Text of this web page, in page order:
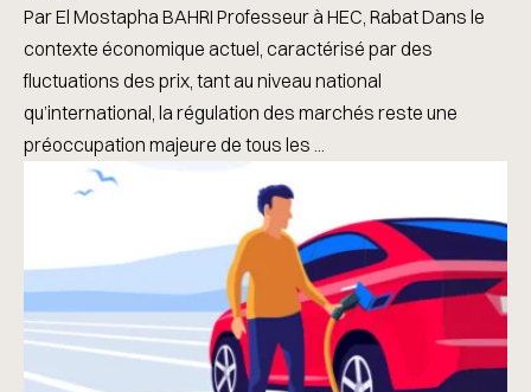
Par El Mostapha BAHRI Professeur à HEC, Rabat Dans le
contexte économique actuel, caractérisé par des
fluctuations des prix, tant au niveau national
qu’international, la régulation des marchés reste une
préoccupation majeure de tous les ...